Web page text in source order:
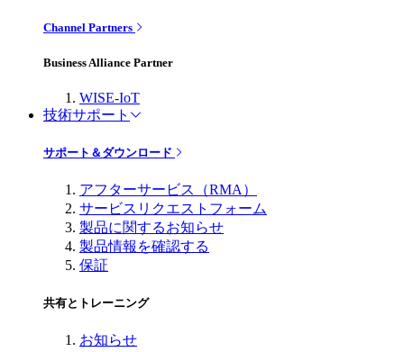
Channel Partners
Business Alliance Partner
WISE-IoT
技術サポート
サポート＆ダウンロード
アフターサービス（RMA）
サービスリクエストフォーム
製品に関するお知らせ
製品情報を確認する
保証
共有とトレーニング
お知らせ